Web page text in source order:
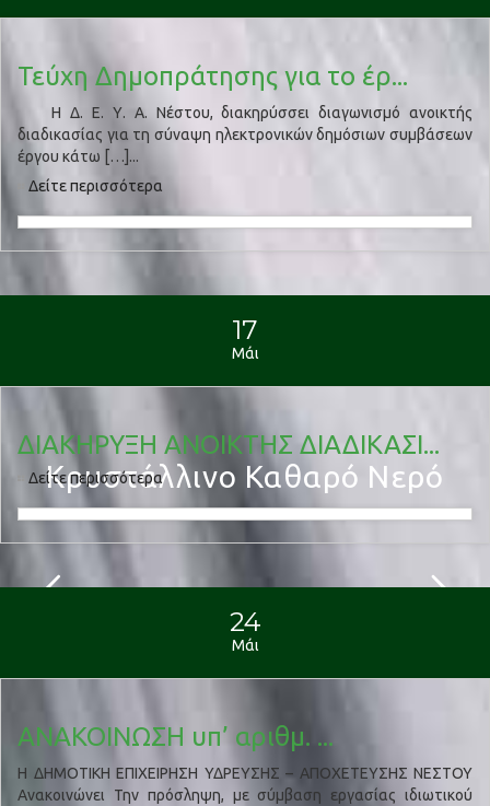
Κρυστάλλινο Καθαρό Νερό
Τεύχη Δημοπράτησης για το έρ...
Η Δ. Ε. Υ. Α. Νέστου, διακηρύσσει διαγωνισμό ανοικτής
διαδικασίας για τη σύναψη ηλεκτρονικών δημόσιων συμβάσεων
έργου κάτω […]...
Δείτε περισσότερα
17
Μάι
ΔΙΑΚΗΡΥΞΗ ΑΝΟΙΚΤΗΣ ΔΙΑΔΙΚΑΣΙ...
Δείτε περισσότερα
24
Μάι
ΑΝΑΚΟΙΝΩΣΗ υπ’ αριθμ. ...
H ΔΗΜΟΤΙΚΗ ΕΠΙΧΕΙΡΗΣΗ ΥΔΡΕΥΣΗΣ – ΑΠΟΧΕΤΕΥΣΗΣ ΝΕΣΤΟΥ
Ανακοινώνει Την πρόσληψη, με σύμβαση εργασίας ιδιωτικού